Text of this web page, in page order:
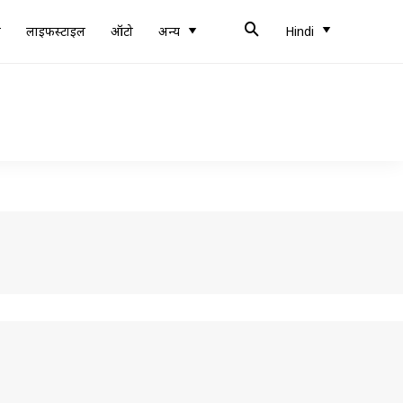
लाइफस्टाइल ऑटो अन्य Hindi